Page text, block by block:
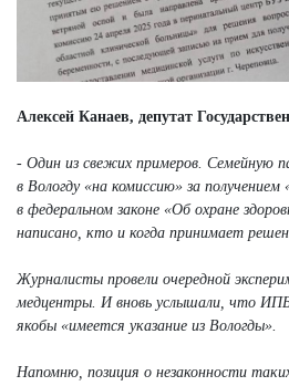
Алексей Канаев, депутат
- Один из свежих примеров. Семейную
в Вологду «на комиссию» за
в федеральном законе «Об охране
написано, кто и когда принимает
Журналисты провели очередной
медцентры. И вновь услышали, что
якобы «имеется указание из Вологды».
Напомню, позиция о незаконности